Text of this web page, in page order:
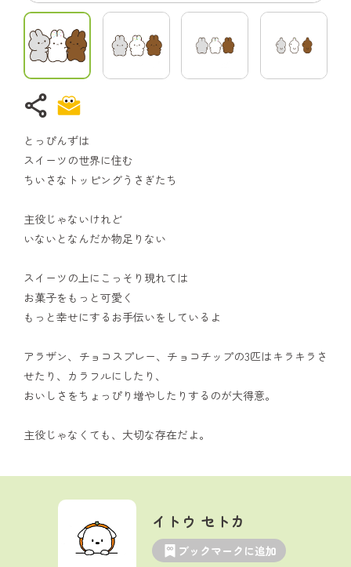
share
とっぴんずは
スイーツの世界に住む
ちいさなトッピングうさぎたち
主役じゃないけれど
いないとなんだか物足りない
スイーツの上にこっそり現れては
お菓子をもっと可愛く
もっと幸せにするお手伝いをしているよ
アラザン、チョコスプレー、チョコチップの3匹はキラキラさ
せたり、カラフルにしたり、
おいしさをちょっぴり増やしたりするのが大得意。
主役じゃなくても、大切な存在だよ。
イトウ セトカ
ブックマークに追加